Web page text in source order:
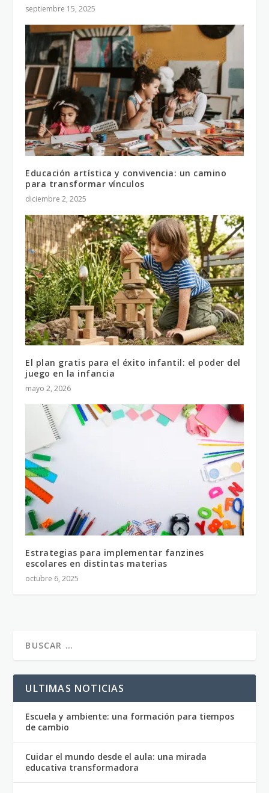
septiembre 15, 2025
Educación artística y convivencia: un camino
para transformar vínculos
diciembre 2, 2025
El plan gratis para el éxito infantil: el poder del
juego en la infancia
mayo 2, 2026
Estrategias para implementar fanzines
escolares en distintas materias
octubre 6, 2025
ULTIMAS NOTICIAS
Escuela y ambiente: una formación para tiempos
de cambio
Cuidar el mundo desde el aula: una mirada
educativa transformadora